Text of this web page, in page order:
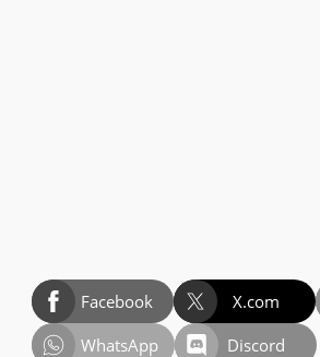
Facebook X.com
WhatsApp
Discord